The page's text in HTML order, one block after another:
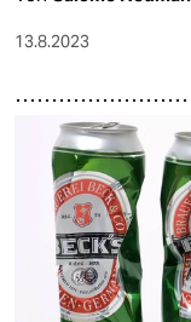
13.8.2023